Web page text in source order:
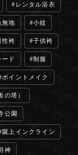
レンタル浴衣
無地 小紋
性袴 子供袴
ード 制服
ポイントメイク
の塔）
公園
蹴上インクライン
神